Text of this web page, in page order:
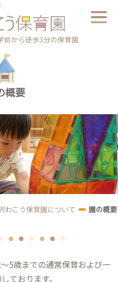
前から徒歩3分の保育園
概要
わこう保育園について 園の概要
5歳までの通常保育および一
ております。